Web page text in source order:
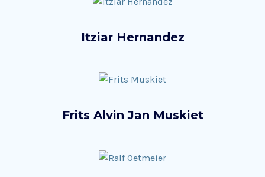
Itziar Hernandez
Frits Alvin Jan Muskiet